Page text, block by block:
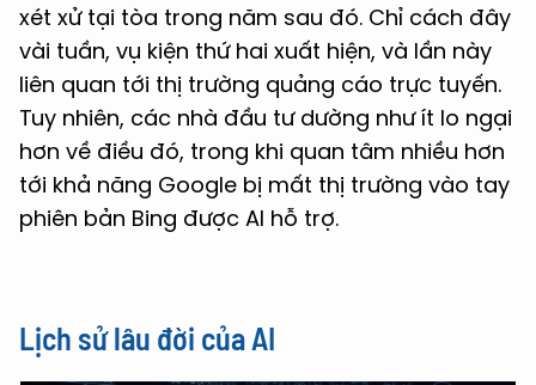
xét xử tại tòa trong năm sau đó. Chỉ cách đây
vài tuần, vụ kiện thứ hai xuất hiện, và lần này
liên quan tới thị trường quảng cáo trực tuyến.
Tuy nhiên, các nhà đầu tư dường như ít lo ngại
hơn về điều đó, trong khi quan tâm nhiều hơn
tới khả năng Google bị mất thị trường vào tay
phiên bản Bing được AI hỗ trợ.
Lịch sử lâu đời của AI